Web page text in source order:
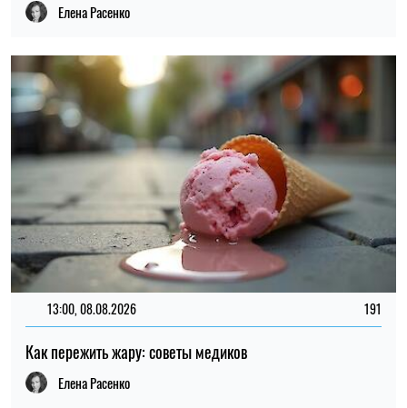
Елена Расенко
13:00, 08.08.2026 191
Как пережить жару: советы медиков
Елена Расенко